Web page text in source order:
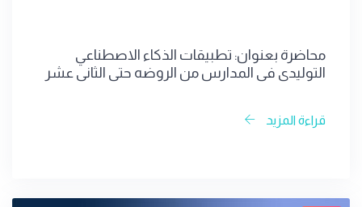
محاضرة بعنوان: تطبيقات الذكاء الاصطناعي
التوليدي في المدارس من الروضه حتى الثاني عشر
قراءة المزيد